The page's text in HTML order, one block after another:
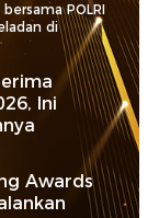
POLRI
di
Ini
Awards